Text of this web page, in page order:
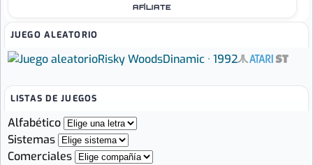
AFÍLIATE
JUEGO ALEATORIO
Risky WoodsDinamic · 1992
LISTAS DE JUEGOS
Alfabético
Sistemas
Comerciales